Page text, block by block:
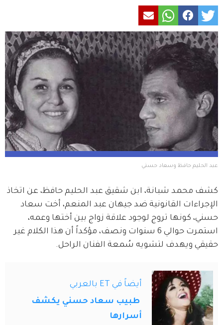
عبد الحليم حافظ وسعاد حسني
كشف محمد شبانة، ابن شقيق عبد الحليم حافظ، عن اتخاذ
الإجراءات القانونية ضد جيهان عبد المنعم، أخت سعاد
حسني، كونها تروج لوجود علاقة زواج بين أختها وعمه،
استمرت حوالي 6 سنوات ونصف، مؤكداً أن هذا الكلام غير
حقيقي ويهدف لتشويه سُمعة الفنان الراحل.
أيضاً في ET بالعربي
طبيب سعاد حسني يكشف
أسرارها